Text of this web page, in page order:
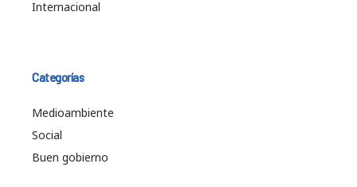
Internacional
Categorías
Medioambiente
Social
Buen gobierno